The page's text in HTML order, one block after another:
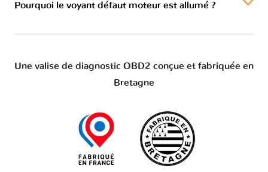
Pourquoi le voyant défaut moteur est allumé ?
Une valise de diagnostic OBD2 conçue et fabriquée en
Bretagne